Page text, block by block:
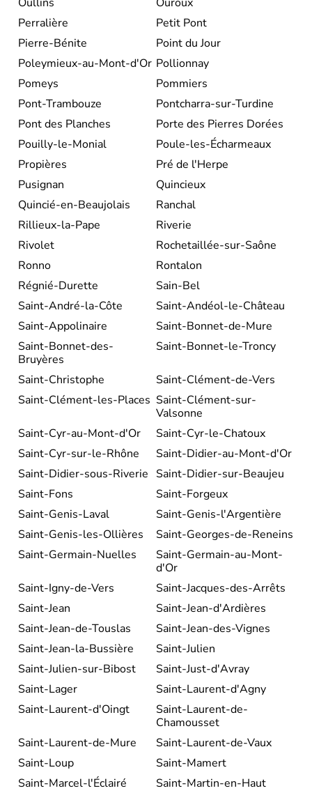
Perralière
Petit Pont
Pierre-Bénite
Point du Jour
Poleymieux-au-Mont-d'Or Pollionnay
Pomeys
Pommiers
Pont-Trambouze
Pontcharra-sur-Turdine
Pont des Planches
Porte des Pierres Dorées
Pouilly-le-Monial
Poule-les-Écharmeaux
Propières
Pré de l'Herpe
Pusignan
Quincieux
Quincié-en-Beaujolais
Ranchal
Rillieux-la-Pape
Riverie
Rivolet
Rochetaillée-sur-Saône
Ronno
Rontalon
Régnié-Durette
Sain-Bel
Saint-André-la-Côte
Saint-Andéol-le-Château
Saint-Appolinaire
Saint-Bonnet-de-Mure
Saint-Bonnet-des-
Bruyères
Saint-Bonnet-le-Troncy
Saint-Christophe
Saint-Clément-de-Vers
Saint-Clément-les-Places Saint-Clément-sur-
Valsonne
Saint-Cyr-au-Mont-d'Or
Saint-Cyr-le-Chatoux
Saint-Cyr-sur-le-Rhône
Saint-Didier-au-Mont-d'Or
Saint-Didier-sous-Riverie Saint-Didier-sur-Beaujeu
Saint-Fons
Saint-Forgeux
Saint-Genis-Laval
Saint-Genis-l'Argentière
Saint-Genis-les-Ollières
Saint-Georges-de-Reneins
Saint-Germain-Nuelles
Saint-Germain-au-Mont-
d'Or
Saint-Igny-de-Vers
Saint-Jacques-des-Arrêts
Saint-Jean
Saint-Jean-d'Ardières
Saint-Jean-de-Touslas
Saint-Jean-des-Vignes
Saint-Jean-la-Bussière
Saint-Julien
Saint-Julien-sur-Bibost
Saint-Just-d'Avray
Saint-Lager
Saint-Laurent-d'Agny
Saint-Laurent-d'Oingt
Saint-Laurent-de-
Chamousset
Saint-Laurent-de-Mure
Saint-Laurent-de-Vaux
Saint-Loup
Saint-Mamert
Saint-Marcel-l'Éclairé
Saint-Martin-en-Haut